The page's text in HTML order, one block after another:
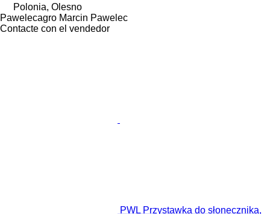
Polonia, Olesno
Pawelecagro Marcin Pawelec
Contacte con el vendedor
PWL Przystawka do słonecznika,